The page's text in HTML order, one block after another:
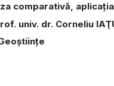
comparativă,
univ. dr. Corneliu